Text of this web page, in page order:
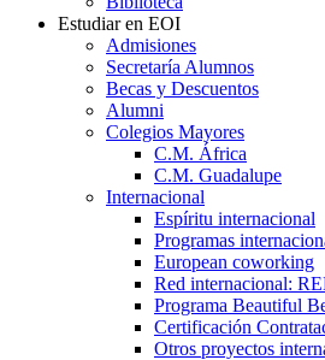
Estudiar en EOI
Admisiones
Secretaría Alumnos
Becas y Descuentos
Alumni
Colegios Mayores
C.M. África
C.M. Guadalupe
Internacional
Espíritu internacional
Programas
European coworking
Red internacional:
Programa Beautiful
Certificación
Otros proyectos